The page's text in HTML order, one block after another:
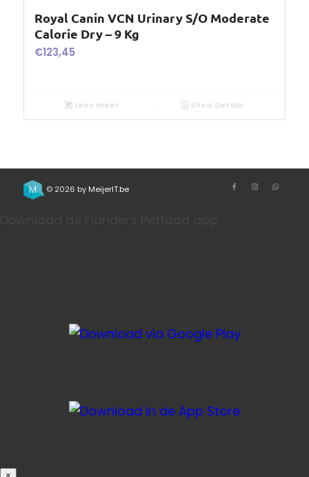
Royal Canin VCN Urinary S/O Moderate
Calorie Dry – 9 Kg
€123,45
Lees meer Show Details
© 2026 by MeijerIT.be